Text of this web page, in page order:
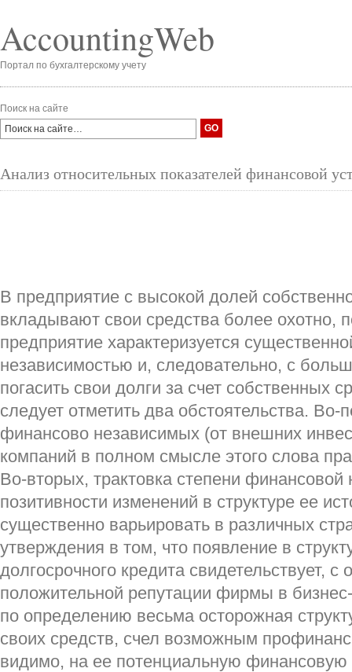
AccountingWeb
Портал по бухгалтерскому учету
Поиск на сайте
Анализ относительных показателей финансовой
В предприятие с высокой долей
вкладывают свои средства более охотно,
предприятие характеризуется
независимостью и, следовательно, с
погасить свои долги за счет собственных
следует отметить два обстоятельства. Во-
финансово независимых (от внешних
компаний в полном смысле этого слова
Во-вторых, трактовка степени
позитивности изменений в структуре ее
существенно варьировать в различных
утверждения в том, что появление в
долгосрочного кредита свидетельствует, с
положительной репутации фирмы в
по определению весьма осторожная
своих средств, счел возможным
видимо, на ее потенциальную финансовую